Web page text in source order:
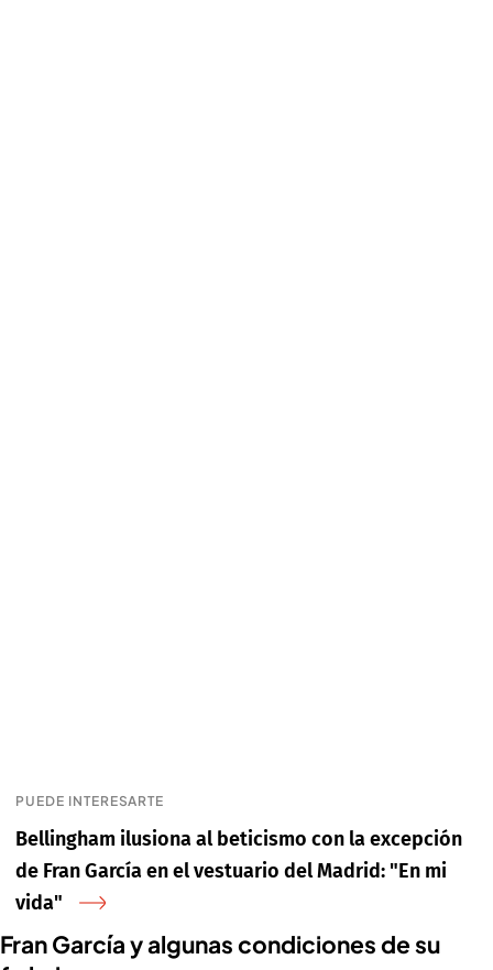
PUEDE INTERESARTE
Bellingham ilusiona al beticismo con la excepción
de Fran García en el vestuario del Madrid: "En mi
vida"
Fran García y algunas condiciones de su